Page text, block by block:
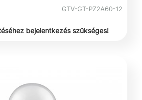
GTV-GT-PZ2A60-12
bejelentkezés szükséges!